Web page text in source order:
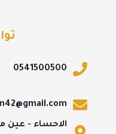
0541500500
الاحساء - عين